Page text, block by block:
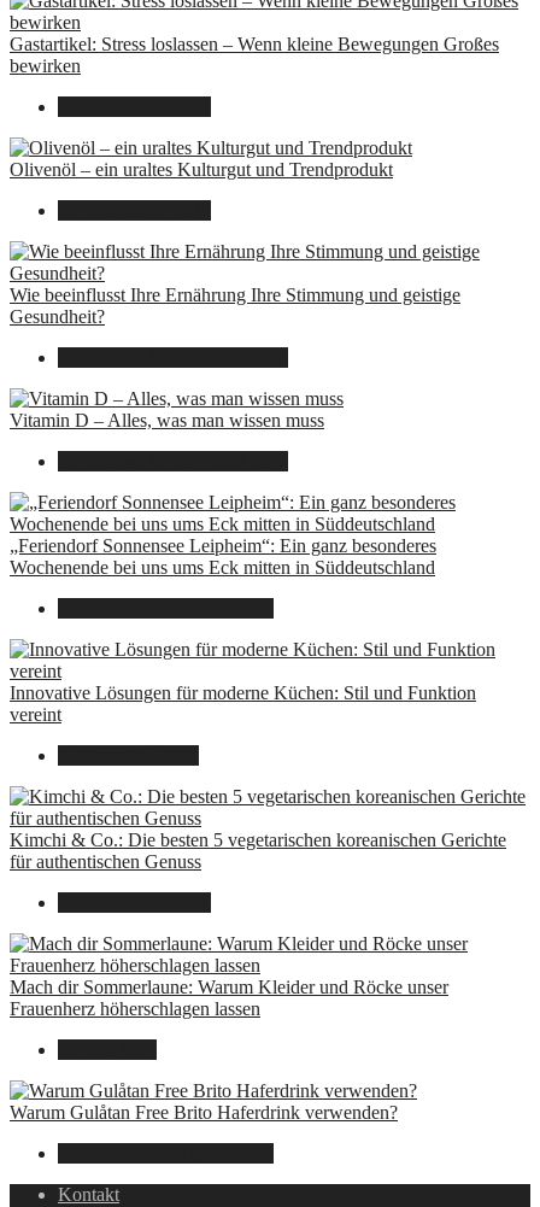
Gastartikel: Stress loslassen – Wenn kleine Bewegungen Großes
bewirken
Olivenöl – ein uraltes Kulturgut und Trendprodukt
Wie beeinflusst Ihre Ernährung Ihre Stimmung und geistige
Gesundheit?
Vitamin D – Alles, was man wissen muss
„Feriendorf Sonnensee Leipheim“: Ein ganz besonderes
Wochenende bei uns ums Eck mitten in Süddeutschland
Innovative Lösungen für moderne Küchen: Stil und Funktion
vereint
Kimchi & Co.: Die besten 5 vegetarischen koreanischen Gerichte
für authentischen Genuss
Mach dir Sommerlaune: Warum Kleider und Röcke unser
Frauenherz höherschlagen lassen
Warum Gulåtan Free Brito Haferdrink verwenden?
Kontakt